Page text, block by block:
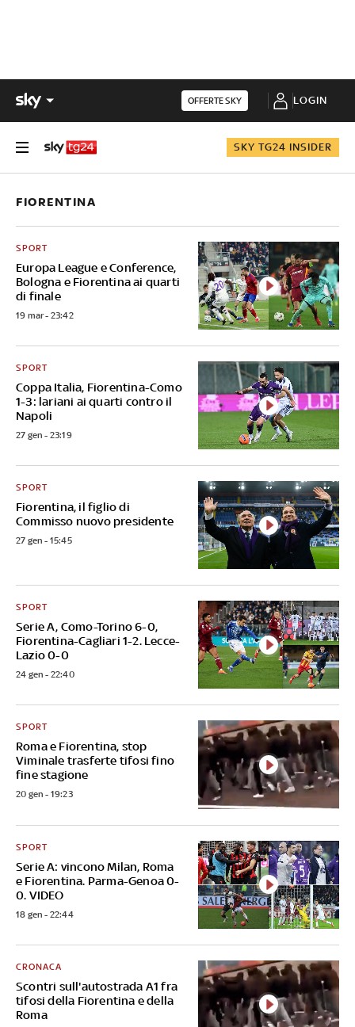
OFFERTE SKY LOGIN
SKY TG24 INSIDER
FIORENTINA
Europa League e Conference,
Bologna e Fiorentina ai quarti
di finale
SPORT
19 mar - 23:42
Coppa Italia, Fiorentina-Como
1-3: lariani ai quarti contro il
Napoli
SPORT
27 gen - 23:19
Fiorentina, il figlio di
Commisso nuovo presidente
SPORT
27 gen - 15:45
Serie A, Como-Torino 6-0,
Fiorentina-Cagliari 1-2. Lecce-
Lazio 0-0
SPORT
24 gen - 22:40
Roma e Fiorentina, stop
Viminale trasferte tifosi fino
fine stagione
SPORT
20 gen - 19:23
Serie A: vincono Milan, Roma
e Fiorentina. Parma-Genoa 0-
0. VIDEO
SPORT
18 gen - 22:44
Scontri sull'autostrada A1 fra
tifosi della Fiorentina e della
Roma
CRONACA